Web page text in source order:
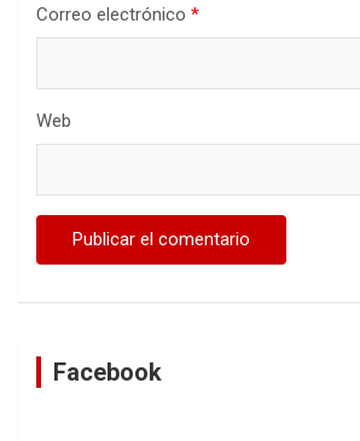
Correo electrónico *
Web
Facebook